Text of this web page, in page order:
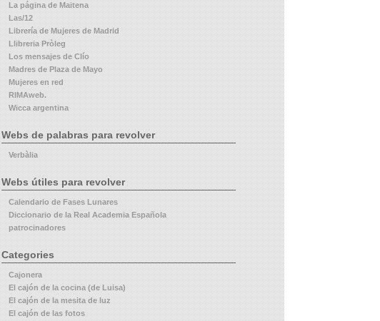
La página de Maitena
Las/12
Librería de Mujeres de Madrid
Llibreria Pròleg
Los mensajes de Clío
Madres de Plaza de Mayo
Mujeres en red
RIMAweb.
Wicca argentina
Webs de palabras para revolver
Verbàlia
Webs útiles para revolver
Calendario de Fases Lunares
Diccionario de la Real Academia Española
patrocinadores
Categories
Cajonera
El cajón de la cocina (de Luisa)
El cajón de la mesita de luz
El cajón de las fotos